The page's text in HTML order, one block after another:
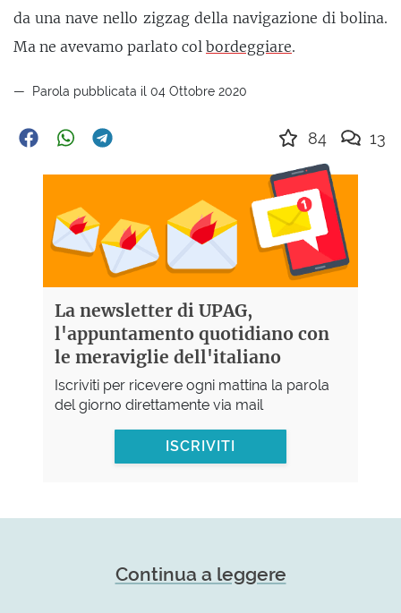
da una nave nello zigzag della navigazione di bolina.
Ma ne avevamo parlato col bordeggiare.
Parola pubblicata il 04 Ottobre 2020
84 13
La newsletter di UPAG,
l'appuntamento quotidiano con
le meraviglie dell'italiano
Iscriviti per ricevere ogni mattina la parola
del giorno direttamente via mail
ISCRIVITI
Continua a leggere